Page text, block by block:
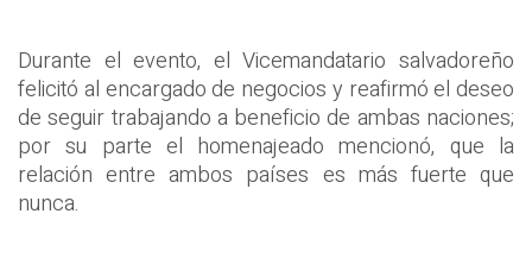
Durante el evento, el Vicemandatario salvadoreño
felicitó al encargado de negocios y reafirmó el deseo
de seguir trabajando a beneficio de ambas naciones;
por su parte el homenajeado mencionó, que la
relación entre ambos países es más fuerte que
nunca.